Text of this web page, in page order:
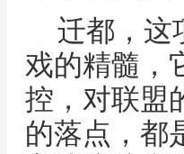
迁都，这
戏的精髓，
控，对联盟
的落点，都